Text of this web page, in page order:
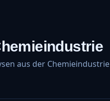
aus der Chemieindustrie